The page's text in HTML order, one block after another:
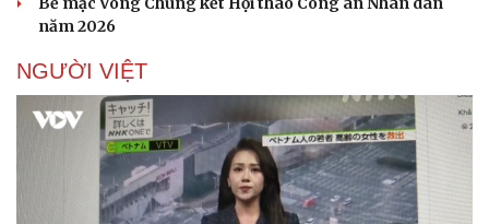
Doanh nghiệp
Thông tin doanh nghiệp
Doanh nghiệp 24h
Vì cộng đồng
Công nghệ
Sành điệu
Tin Công nghệ
Trải nghiệm
Chuyển đổi số
năm 2026
NGƯỜI VIỆT